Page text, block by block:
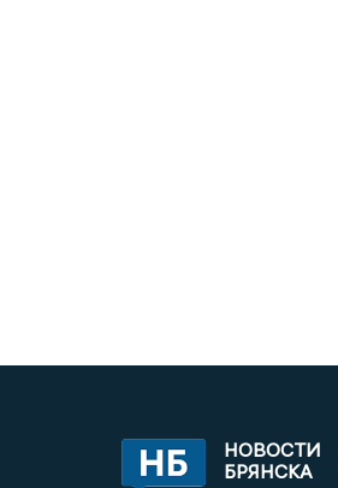
НОВОСТИ
БРЯНСКА